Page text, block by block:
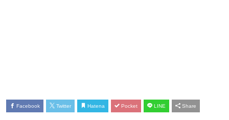
Facebook Twitter Hatena Pocket LINE Share